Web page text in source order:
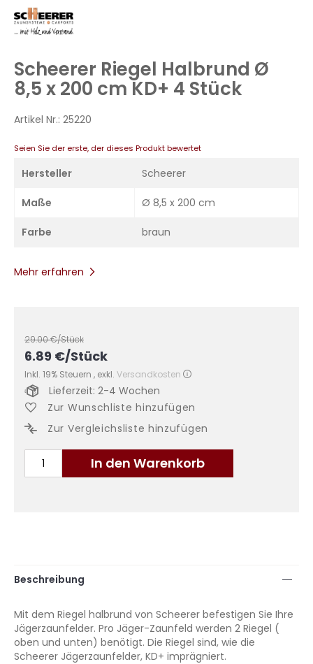
Zum
Anfang
springen
Scheerer Riegel Halbrund Ø
8,5 x 200 cm KD+ 4 Stück
Artikel Nr.: 25220
Seien Sie der erste, der dieses Produkt bewertet
Hersteller Scheerer
Maße Ø 8,5 x 200 cm
Farbe braun
Mehr erfahren
29.00€/Stück
6.89 €/Stück
Inkl. 19% Steuern , exkl. Versandkosten
In den Warenkorb
Lieferzeit: 2-4 Wochen
Zur Wunschliste hinzufügen
Zur Vergleichsliste hinzufügen
Beschreibung
Mit dem Riegel halbrund von Scheerer befestigen Sie Ihre
Jägerzaunfelder. Pro Jäger-Zaunfeld werden 2 Riegel (
oben und unten) benötigt. Die Riegel sind, wie die
Scheerer Jägerzaunfelder, KD+ imprägniert.